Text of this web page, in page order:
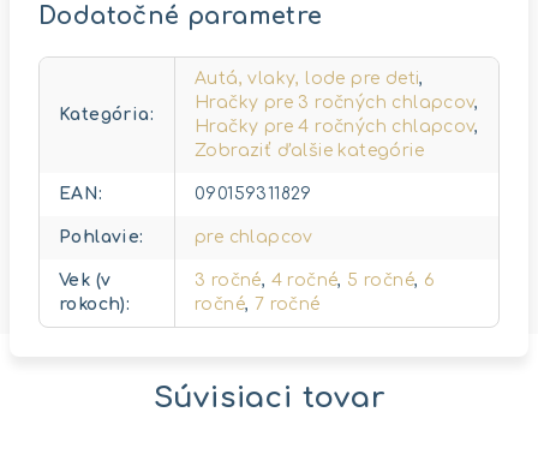
Dodatočné parametre
Kategória:
Autá, vlaky, lode pre deti,
Hračky pre 3 ročných chlapcov,
Hračky pre 4 ročných chlapcov,
Zobraziť ďalšie kategórie
EAN: 090159311829
Pohlavie: pre chlapcov
Vek (v
rokoch):
3 ročné, 4 ročné, 5 ročné, 6
ročné, 7 ročné
Súvisiaci tovar